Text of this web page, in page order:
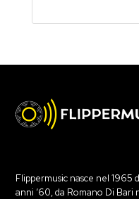
Flippermusic nasce nel 1965
anni ‘60, da Romano Di Bari